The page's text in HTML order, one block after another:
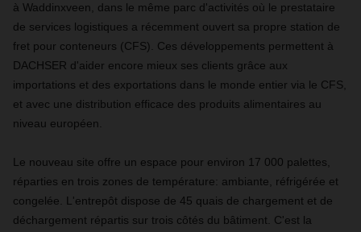
à Waddinxveen, dans le même parc d'activités où le prestataire
de services logistiques a récemment ouvert sa propre station de
fret pour conteneurs (CFS). Ces développements permettent à
DACHSER d'aider encore mieux ses clients grâce aux
importations et des exportations dans le monde entier via le CFS,
et avec une distribution efficace des produits alimentaires au
niveau européen.
Le nouveau site offre un espace pour environ 17 000 palettes,
réparties en trois zones de température: ambiante, réfrigérée et
congelée. L'entrepôt dispose de 45 quais de chargement et de
déchargement répartis sur trois côtés du bâtiment. C'est la